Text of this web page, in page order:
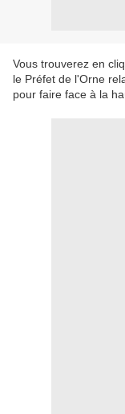
Vous trouverez en
le Préfet de l'Orne
pour faire face à la